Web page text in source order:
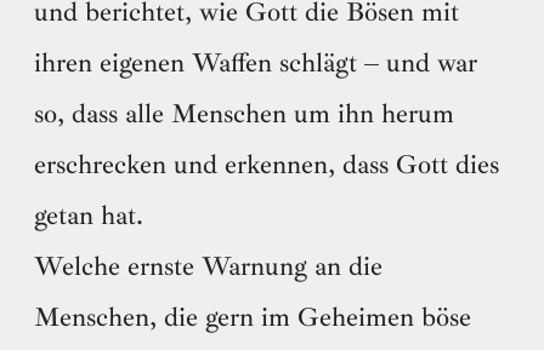
und berichtet, wie Gott die Bösen mit
ihren eigenen Waffen schlägt – und war
so, dass alle Menschen um ihn herum
erschrecken und erkennen, dass Gott dies
getan hat.
Welche ernste Warnung an die
Menschen, die gern im Geheimen böse